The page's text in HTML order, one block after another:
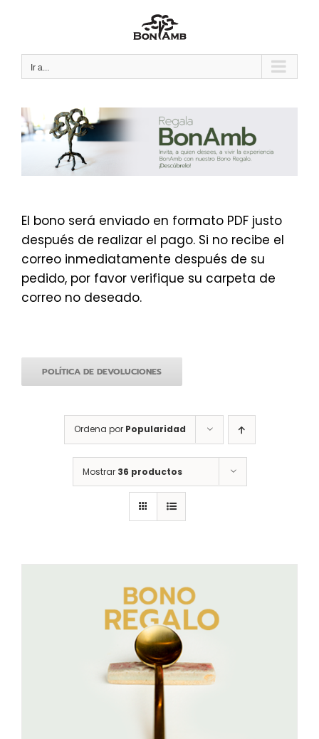
Ir a...
El bono será enviado en formato PDF justo
después de realizar el pago. Si no recibe el
correo inmediatamente después de su
pedido, por favor verifique su carpeta de
correo no deseado.
POLÍTICA DE DEVOLUCIONES
Ordena por Popularidad
Mostrar 36 productos